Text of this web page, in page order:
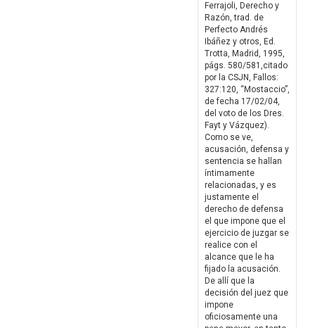
Ferrajoli, Derecho y
Razón, trad. de
Perfecto Andrés
Ibáñez y otros, Ed.
Trotta, Madrid, 1995,
págs. 580/581,citado
por la CSJN, Fallos:
327:120, “Mostaccio”,
de fecha 17/02/04,
del voto de los Dres.
Fayt y Vázquez).
Como se ve,
acusación, defensa y
sentencia se hallan
íntimamente
relacionadas, y es
justamente el
derecho de defensa
el que impone que el
ejercicio de juzgar se
realice con el
alcance que le ha
fijado la acusación.
De allí que la
decisión del juez que
impone
oficiosamente una